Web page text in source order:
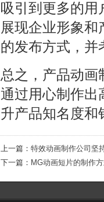
吸引到更多的用
展现企业形象
的发布方式，并
总之，产品动画
通过用心制作出
升产品知名度和
上一篇： 特效动画制作公司坚
下一篇： MG动画短片的制作